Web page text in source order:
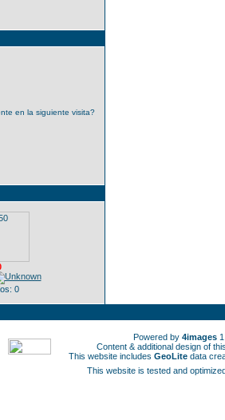
en la siguiente visita?
0
Powered by 4images
Content & additional design of
This website includes GeoLite data
This website is tested and